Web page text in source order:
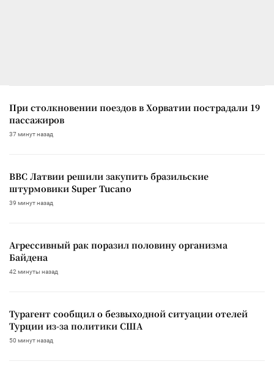
При столкновении поездов в Хорватии пострадали 19
пассажиров
37 минут назад
ВВС Латвии решили закупить бразильские
штурмовики Super Tucano
39 минут назад
Агрессивный рак поразил половину организма
Байдена
42 минуты назад
Турагент сообщил о безвыходной ситуации отелей
Турции из-за политики США
50 минут назад